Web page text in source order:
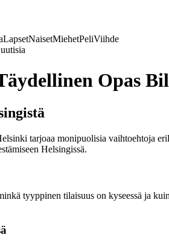
LapsetNaisetMiehetPeliViihde
Opas
tarjoaa monipuolisia vaihtoehtoja
Helsingissä.
tyyppinen tilaisuus on kyseessä ja